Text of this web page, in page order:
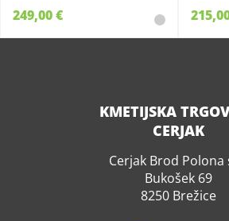
249,00 €
KMETIJSKA
CERJAK
Cerjak Brod Polona
Bukošek 69
8250 Brežice